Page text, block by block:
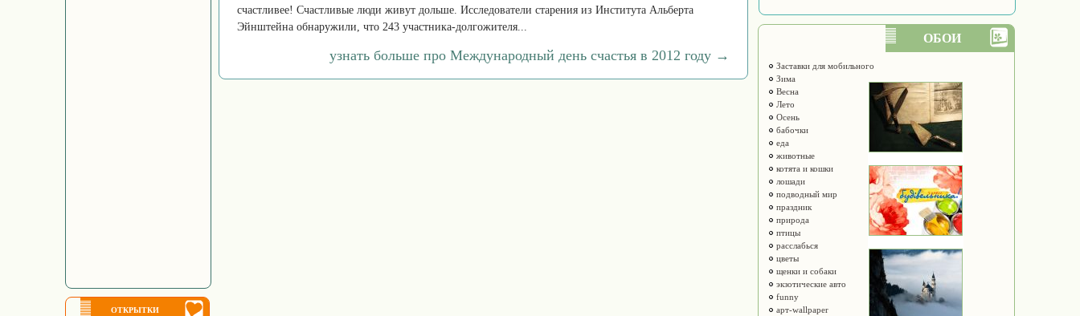
ОТКРЫТКИ
счастливее! Счастливые люди живут дольше. Исследователи старения из Института Альберта
Эйнштейна обнаружили, что 243 участника-долгожителя...
узнать больше про Международный день счастья в 2012 году →
ОБОИ
Заставки для мобильного
Зима
Весна
Лето
Осень
бабочки
еда
животные
котята и кошки
лошади
подводный мир
праздник
природа
птицы
расслабься
цветы
щенки и собаки
экзотические авто
funny
арт-wallpaper